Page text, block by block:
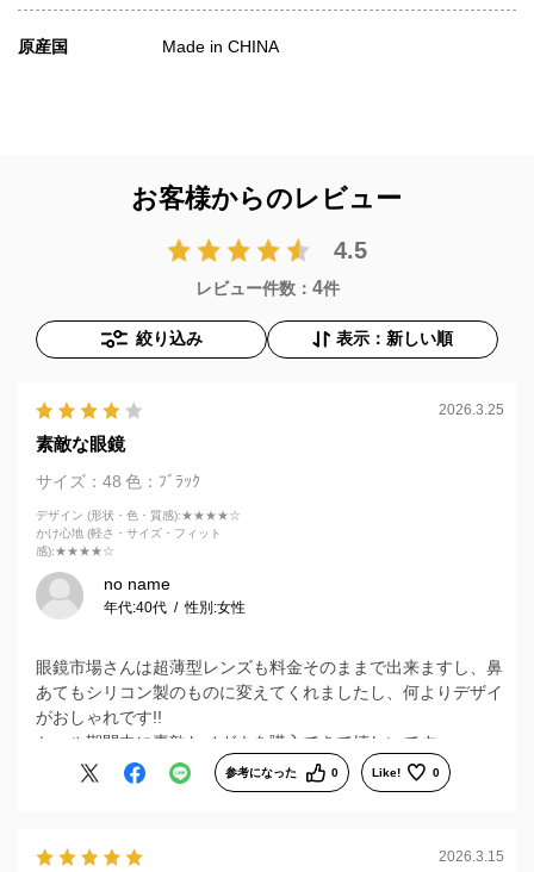
原産国 Made in CHINA
お客様からのレビュー
4.5
レビュー件数： 4件
絞り込み 表示：新しい順
2026.3.25
素敵な眼鏡
サイズ：48 色：ﾌﾞﾗｯｸ
デザイン (形状・色・質感):★★★★☆
かけ心地 (軽さ・サイズ・フィット
感):★★★★☆
no name
年代:40代 性別:女性
眼鏡市場さんは超薄型レンズも料金そのままで出来ますし、鼻
あてもシリコン製のものに変えてくれましたし、何よりデザイ
がおしゃれです!!
セール期間中に素敵なメガネを購入できて嬉しいです。
参考になった 0 Like! 0
2026.3.15